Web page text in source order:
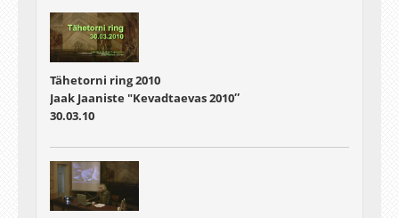
Tähetorni ring 2010
Jaak Jaaniste "Kevadtaevas 2010″
30.03.10